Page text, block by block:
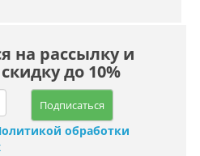
на рассылку и
до 10%
Подписаться
обработки